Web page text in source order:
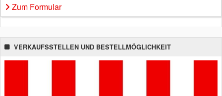
Zum Formular
VERKAUFSSTELLEN UND BESTELLMÖGLICHKEIT